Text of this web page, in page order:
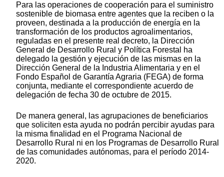
Para las operaciones de cooperación para el suministro
sostenible de biomasa entre agentes que la reciben o la
proveen, destinada a la producción de energía en la
transformación de los productos agroalimentarios,
reguladas en el presente real decreto, la Dirección
General de Desarrollo Rural y Política Forestal ha
delegado la gestión y ejecución de las mismas en la
Dirección General de la Industria Alimentaria y en el
Fondo Español de Garantía Agraria (FEGA) de forma
conjunta, mediante el correspondiente acuerdo de
delegación de fecha 30 de octubre de 2015.
De manera general, las agrupaciones de beneficiarios
que soliciten esta ayuda no podrán percibir ayudas para
la misma finalidad en el Programa Nacional de
Desarrollo Rural ni en los Programas de Desarrollo Rural
de las comunidades autónomas, para el período 2014-
2020.